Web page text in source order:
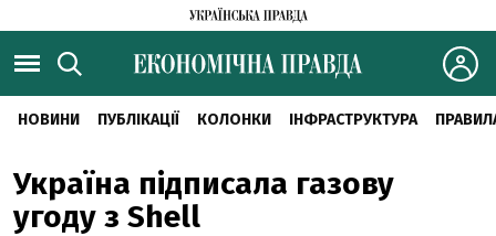
НОВИНИ ПУБЛІКАЦІЇ КОЛОНКИ ІНФРАСТРУКТУРА
Україна підписала газову
угоду з Shell